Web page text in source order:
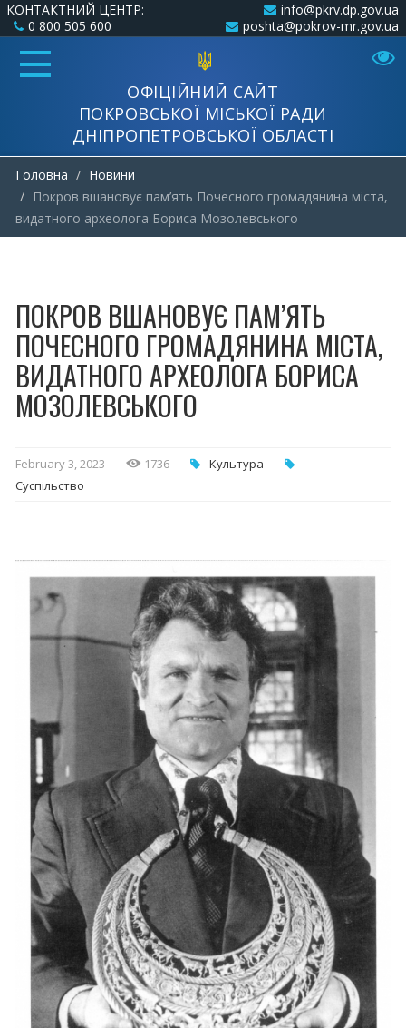
КОНТАКТНИЙ ЦЕНТР:
0 800 505 600
info@pkrv.dp.gov.ua
poshta@pokrov-mr.gov.ua
ОФІЦІЙНИЙ САЙТ
ПОКРОВСЬКОЇ МІСЬКОЇ РАДИ
ДНІПРОПЕТРОВСЬКОЇ ОБЛАСТІ
Головна
Новини
Покров вшановує пам’ять Почесного громадянина міста,
видатного археолога Бориса Мозолевського
ПОКРОВ ВШАНОВУЄ ПАМ’ЯТЬ
ПОЧЕСНОГО ГРОМАДЯНИНА МІСТА,
ВИДАТНОГО АРХЕОЛОГА БОРИСА
МОЗОЛЕВСЬКОГО
February 3, 2023 1736
Культура
Суспільство